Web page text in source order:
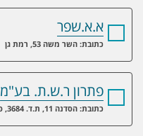
א.א.שפר
כתובת: השר משה 53, רמת גן
פתרון ר.ש.ת. בע"מ
כתובת: הסדנה 11, ת.ד. 3684, פתח תקוה 4913010